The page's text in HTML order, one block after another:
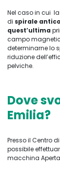
Nel caso in cui
di spirale
quest’ultima
campo
determinarne lo
riduzione
pelviche.
Dove
Emilia?
Presso il Centro
possibile
macchina